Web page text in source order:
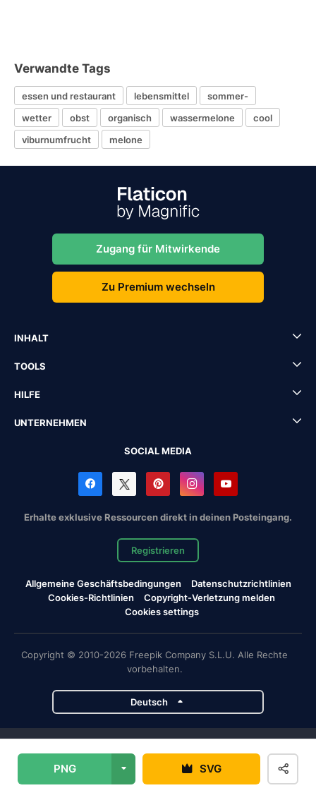
PNG SVG
Verwandte Tags
essen und restaurant lebensmittel
sommer-
wetter
obst organisch wassermelone
cool
viburnumfrucht
melone
Zugang für Mitwirkende
Zu Premium wechseln
INHALT
TOOLS
HILFE
UNTERNEHMEN
SOCIAL MEDIA
Erhalte exklusive Ressourcen direkt in deinen Posteingang.
Registrieren
Allgemeine Geschäftsbedingungen
Datenschutzrichtlinien
Cookies-Richtlinien
Copyright-Verletzung melden
Cookies settings
Copyright © 2010-2026 Freepik Company S.L.U. Alle Rechte
vorbehalten.
Deutsch